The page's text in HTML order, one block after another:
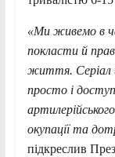
«Ми живемо в
покласти й
життя. Серіал
просто і
окупації та
підкреслив